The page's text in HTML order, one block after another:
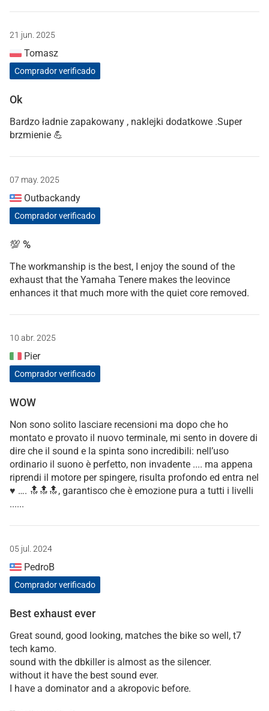
21 jun. 2025
Tomasz
Comprador verificado
Ok
Bardzo ładnie zapakowany , naklejki dodatkowe .Super
brzmienie 💪
07 may. 2025
Outbackandy
Comprador verificado
💯 %
The workmanship is the best, I enjoy the sound of the
exhaust that the Yamaha Tenere makes the leovince
enhances it that much more with the quiet core removed.
10 abr. 2025
Pier
Comprador verificado
WOW
Non sono solito lasciare recensioni ma dopo che ho
montato e provato il nuovo terminale, mi sento in dovere di
dire che il sound e la spinta sono incredibili: nell’uso
ordinario il suono è perfetto, non invadente .... ma appena
riprendi il motore per spingere, risulta profondo ed entra nel
♥️ …. 🔝🔝🔝, garantisco che è emozione pura a tutti i livelli
......
05 jul. 2024
PedroB
Comprador verificado
Best exhaust ever
Great sound, good looking, matches the bike so well, t7
tech kamo.
sound with the dbkiller is almost as the silencer.
without it have the best sound ever.
I have a dominator and a akropovic before.